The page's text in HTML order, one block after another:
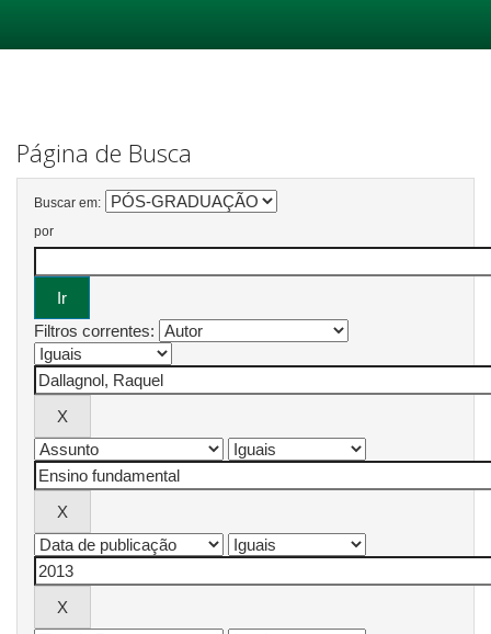
Página de Busca
Buscar em:
por
Filtros correntes: